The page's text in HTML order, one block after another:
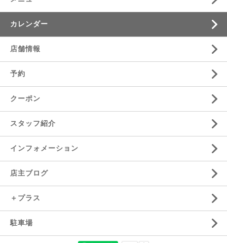
カレンダー
店舗情報
予約
クーポン
スタッフ紹介
インフォメーション
店主ブログ
＋プラス
駐車場